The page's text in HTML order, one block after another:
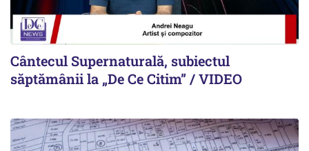
Cântecul Supernaturală, subiectul
săptămânii la „De Ce Citim” / VIDEO